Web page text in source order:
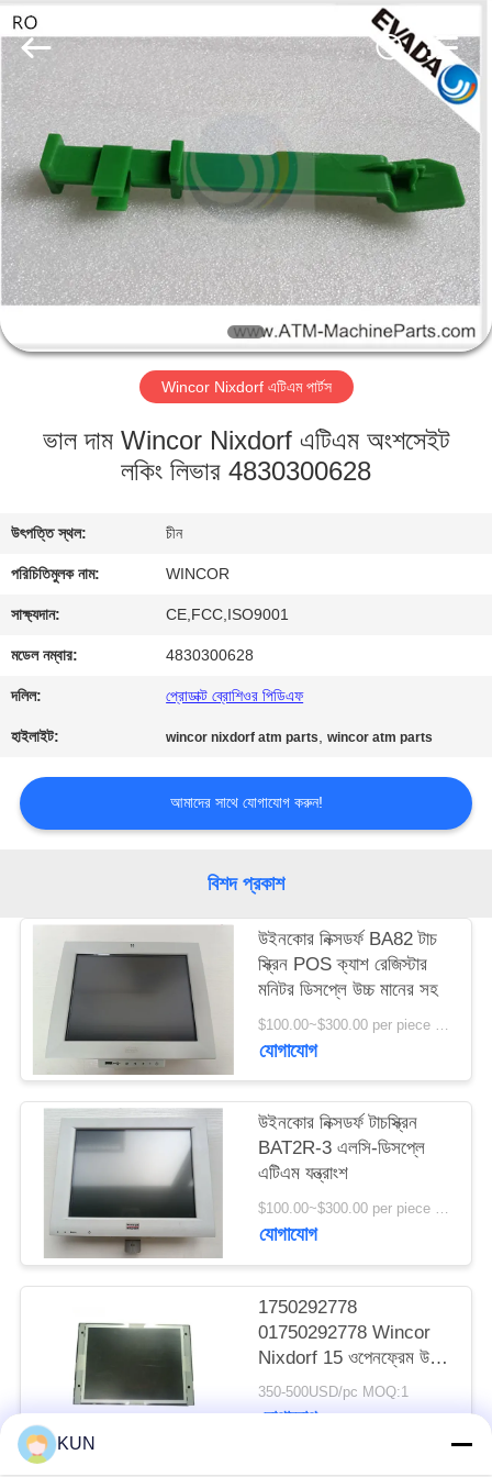
বাড়ি
পণ্য
আমাদের
সম্পর্কে
কারখানা
যোগাযোগ
করুন
খবর
জন্য
আবেদন
PRIVACY
POLICY
International
Trade
Co.,Ltd..
Rights
Reserved.
Wincor Nixdorf এটিএম পার্টস
ভাল দাম Wincor Nixdorf এটিএম অংশসেইট
লকিং লিভার 4830300628
উৎপত্তি স্থল: চীন
পরিচিতিমুলক নাম: WINCOR
সাক্ষ্যদান: CE,FCC,ISO9001
মডেল নম্বার: 4830300628
দলিল: প্রোডাক্ট ব্রোশিওর পিডিএফ
হাইলাইট: wincor nixdorf atm parts,wincor atm parts
আমাদের সাথে যোগাযোগ করুন!
বিশদ প্রকাশ
উইনকোর নিক্সডর্ফ BA82 টাচ
স্ক্রিন POS ক্যাশ রেজিস্টার
মনিটর ডিসপ্লে উচ্চ মানের সহ
$100.00~$300.00 per piece MOQ:1
যোগাযোগ
উইনকোর নিক্সডর্ফ টাচস্ক্রিন
BAT2R-3 এলসি-ডিসপ্লে
এটিএম যন্ত্রাংশ
$100.00~$300.00 per piece MOQ:1
যোগাযোগ
1750292778
01750292778 Wincor
Nixdorf 15 ওপেনফ্রেম উচ্চ
উজ্জ্বল LCD ডিসপ্লে ATM
মেশিনের যন্ত্রাংশ
350-500USD/pc MOQ:1
যোগাযোগ
KUN